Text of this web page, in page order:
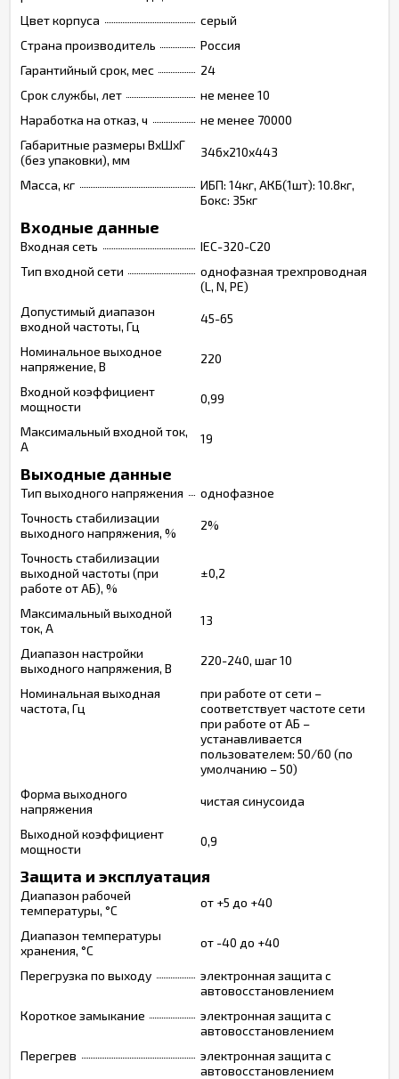
Цвет корпуса
серый
Страна производитель
Россия
Гарантийный срок, мес
24
Срок службы, лет
не менее 10
Наработка на отказ, ч
не менее 70000
Габаритные размеры ВхШхГ
(без упаковки), мм
346х210х443
Масса, кг
ИБП: 14кг, АКБ(1шт): 10.8кг,
Бокс: 35кг
Входные данные
Входная сеть
IEC-320-C20
Тип входной сети
однофазная трехпроводная
(L, N, PE)
Допустимый диапазон
входной частоты, Гц
45-65
Номинальное выходное
напряжение, В
220
Входной коэффициент
мощности
0,99
Максимальный входной ток,
А
19
Выходные данные
Тип выходного напряжения
однофазное
Точность стабилизации
выходного напряжения, %
2%
Точность стабилизации
выходной частоты (при
работе от АБ), %
±0,2
Максимальный выходной
ток, А
13
Диапазон настройки
выходного напряжения, В
220-240, шаг 10
Номинальная выходная
частота, Гц
при работе от сети –
соответствует частоте сети
при работе от АБ –
устанавливается
пользователем: 50/60 (по
умолчанию – 50)
Форма выходного
напряжения
чистая синусоида
Выходной коэффициент
мощности
0,9
Защита и эксплуатация
Диапазон рабочей
температуры, °С
от +5 до +40
Диапазон температуры
хранения, °С
от -40 до +40
Перегрузка по выходу
электронная защита с
автовосстановлением
Короткое замыкание
электронная защита с
автовосстановлением
Перегрев
электронная защита с
автовосстановлением